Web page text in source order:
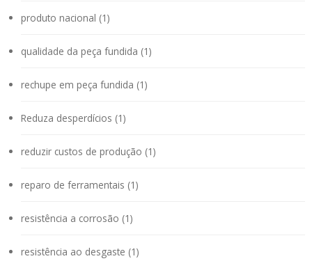
produto nacional (1)
qualidade da peça fundida (1)
rechupe em peça fundida (1)
Reduza desperdícios (1)
reduzir custos de produção (1)
reparo de ferramentais (1)
resistência a corrosão (1)
resistência ao desgaste (1)